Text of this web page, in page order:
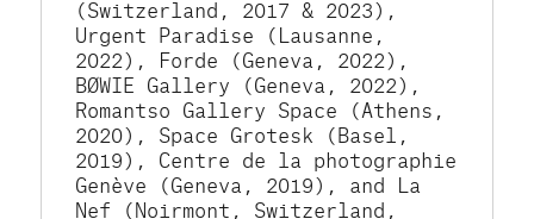
(Switzerland, 2017 & 2023),
Urgent Paradise (Lausanne,
2022), Forde (Geneva, 2022),
BØWIE Gallery (Geneva, 2022),
Romantso Gallery Space (Athens,
2020), Space Grotesk (Basel,
2019), Centre de la photographie
Genève (Geneva, 2019), and La
Nef (Noirmont, Switzerland,